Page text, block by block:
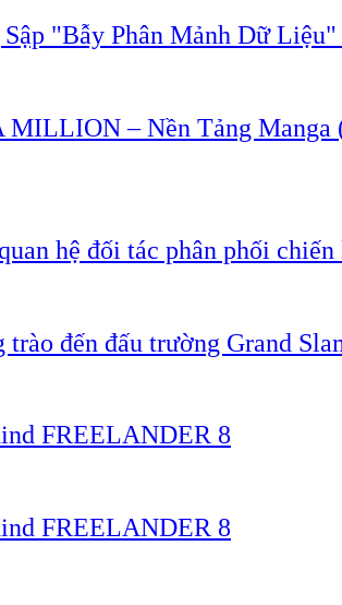
"Bẫy Phân Mảnh Dữ
– Nền Tảng Manga
hệ đối tác phân phối
đến đấu trường Grand
FREELANDER 8
FREELANDER 8